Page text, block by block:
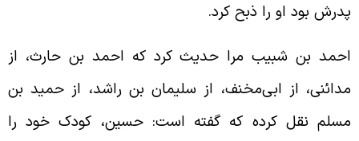
بود او را ذبح کرد.
بن شبیب مرا حدیث کرد که احمد بن حارث، از
از ابی‌مخنف، از سلیمان بن راشد، از حمید بن
نقل کرده که گفته است: حسین، کودک خود را